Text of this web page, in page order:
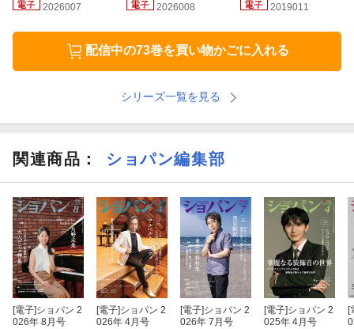
2026007 2026008 2019011
配信中の73巻を買い物かごに入れる
シリーズ一覧を見る
関連商品 ： ショパン編集部
[電子]ショパン 2
026年 8月号
[電子]ショパン 2
026年 4月号
[電子]ショパン 2
026年 7月号
[電子]ショパン 2
025年 4月号
[